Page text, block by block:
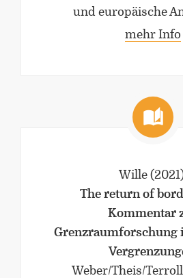
und europäische
mehr Info
Wille
The return of
Kommentar
Grenzraumforschung
Weber/Theis/